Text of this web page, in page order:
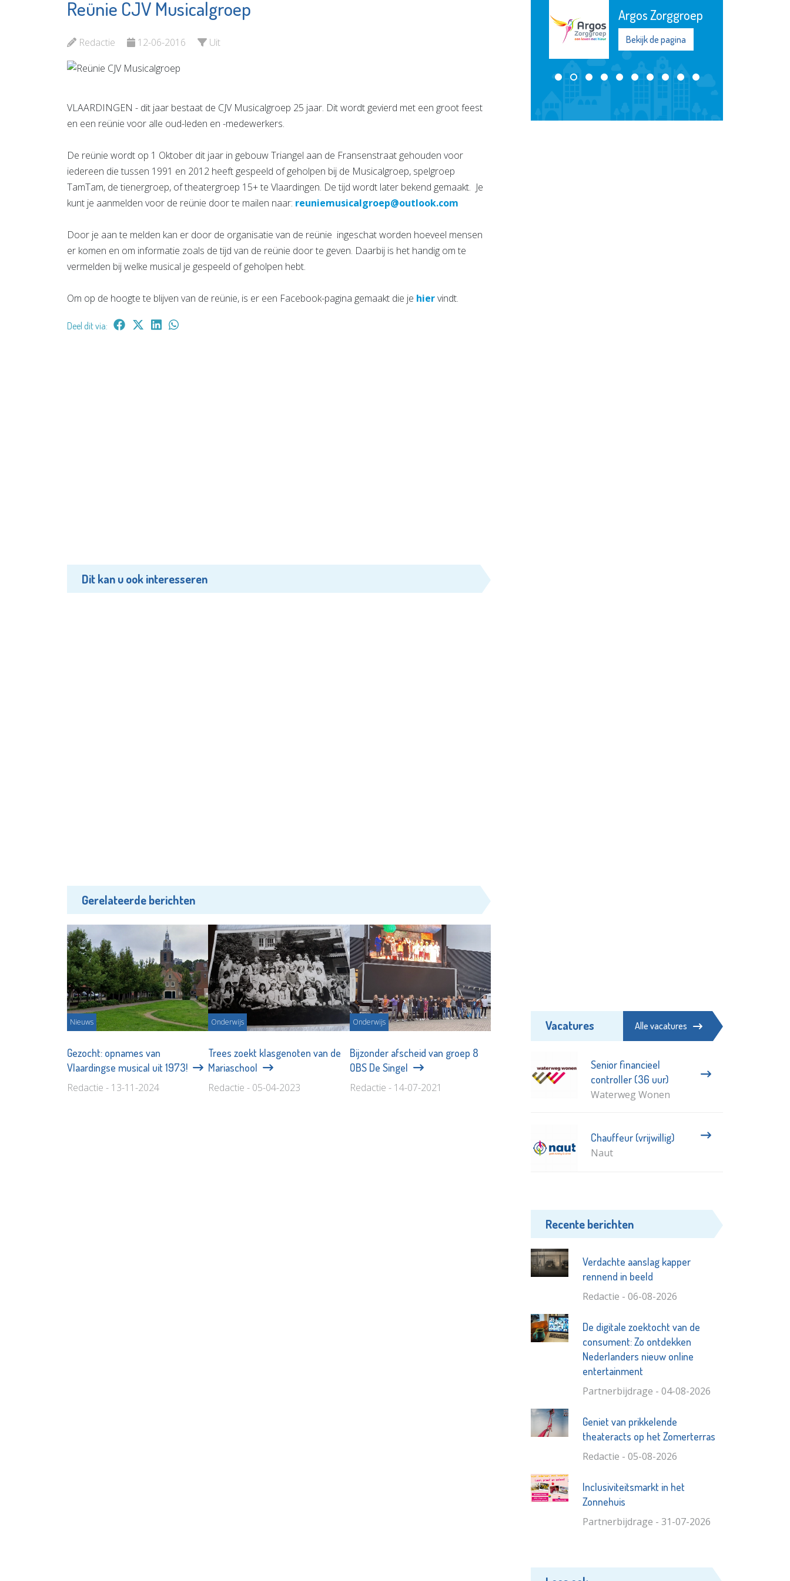
Reünie CJV Musicalgroep
Redactie 12-06-2016 Uit
VLAARDINGEN - dit jaar bestaat de CJV Musicalgroep 25 jaar. Dit wordt gevierd met een groot feest
en een reünie voor alle oud-leden en -medewerkers.
De reünie wordt op 1 Oktober dit jaar in gebouw Triangel aan de Fransenstraat gehouden voor
iedereen die tussen 1991 en 2012 heeft gespeeld of geholpen bij de Musicalgroep, spelgroep
TamTam, de tienergroep, of theatergroep 15+ te Vlaardingen. De tijd wordt later bekend gemaakt. Je
kunt je aanmelden voor de reünie door te mailen naar: reuniemusicalgroep@outlook.com
Door je aan te melden kan er door de organisatie van de reünie ingeschat worden hoeveel mensen
er komen en om informatie zoals de tijd van de reünie door te geven. Daarbij is het handig om te
vermelden bij welke musical je gespeeld of geholpen hebt.
Om op de hoogte te blijven van de reünie, is er een Facebook-pagina gemaakt die je hiervindt.
Deel dit via:
Dit kan u ook interesseren
Gerelateerde berichten
Nieuws
Gezocht: opnames van
Vlaardingse musical uit 1973!
Redactie - 13-11-2024
Onderwijs
Trees zoekt klasgenoten van de
Mariaschool
Redactie - 05-04-2023
Onderwijs
Bijzonder afscheid van groep 8
OBS De Singel
Redactie - 14-07-2021
Bekijk de pagina
Hoogerwerf by
Sisters
Argos Zorggroep
Bekijk de pagina
Vacatures Alle vacatures
Senior financieel
controller (36 uur)
Waterweg Wonen
Chauffeur (vrijwillig)
Naut
Recente berichten
Verdachte aanslag kapper
rennend in beeld
Redactie - 06-08-2026
De digitale zoektocht van de
consument: Zo ontdekken
Nederlanders nieuw online
entertainment
Partnerbijdrage - 04-08-2026
Geniet van prikkelende
theateracts op het Zomerterras
Redactie - 05-08-2026
Inclusiviteitsmarkt in het
Zonnehuis
Partnerbijdrage - 31-07-2026